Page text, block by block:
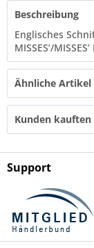
Beschreibung
Englisches
MISSES’/
Ähnliche Artikel
Kunden kauften
Support